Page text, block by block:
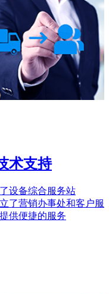
术支持
设备综合服务站
了营销办事处和客户服
供便捷的服务